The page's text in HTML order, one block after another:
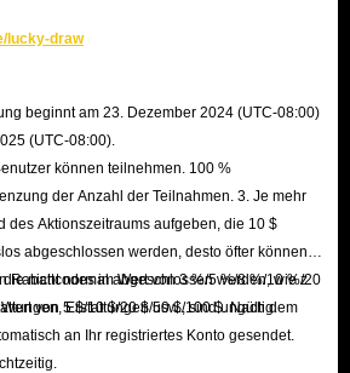
und deine Geldwäsche-Mission offiziell starten.
die Sie ausprobieren können,
und der Höhe der Geldwäsche, die Sie
$ & Waschlimit 2.000 $
Waschlimit 4.000 $
20.000 $ & Waschlimit 6.000 $
$ & Waschlimit 8.000 $
das Sie jederzeit abheben können. Sie
viel Geld Sie gleichzeitig waschen und
lucky-draw
beginnt am 23. Dezember 2024 (UTC-08:00)
(UTC-08:00).
können teilnehmen. 100 %
der Anzahl der Teilnahmen. 3. Je mehr
des Aktionszeitraums aufgeben, die 10 $
abgeschlossen werden, desto öfter können
nicht normal abgeschlossen werden, wie z.
Erstattungen usw., sind ungültig.
Rabattcodes im Wert von 3 %/5 %/8 %/10 %/20
von 5 $/10 $/20 $/50 $/100 $. Nach dem
an Ihr registriertes Konto gesendet.